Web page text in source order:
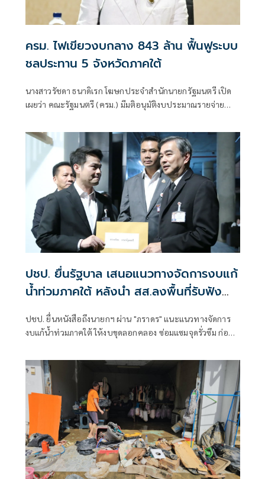
ครม. ไฟเขียวงบกลาง 843 ล้าน ฟื้นฟูระบบ
ชลประทาน 5 จังหวัดภาคใต้
นางสาวรัชดา ธนาดิเรก โฆษกประจำสำนักนายกรัฐมนตรี เปิด
เผยว่า คณะรัฐมนตรี (ครม.) มีมติอนุมัติงบประมาณรายจ่าย
จ่ายเพื่อกรณีฉุกเฉินหรือจำเป็น วงเงิน 843.26 ล้านบาท ให้กรม
ชลประทา
ปชป. ยื่นรัฐบาล เสนอแนวทางจัดการงบแก้
น้ำท่วมภาคใต้ หลังนำ สส.ลงพื้นที่รับฟัง
ประชาชน
ปชป. ยื่นหนังสือถึงนายกฯ ผ่าน "ภราดร" แนะแนวทางจัดการ
งบแก้น้ำท่วมภาคใต้ ให้งบขุดลอกคลอง ซ่อมแซมจุดรั่วซึม ก่อน
ระบบ - ออกสินเชื่อดอกเบี้ยต่ำ